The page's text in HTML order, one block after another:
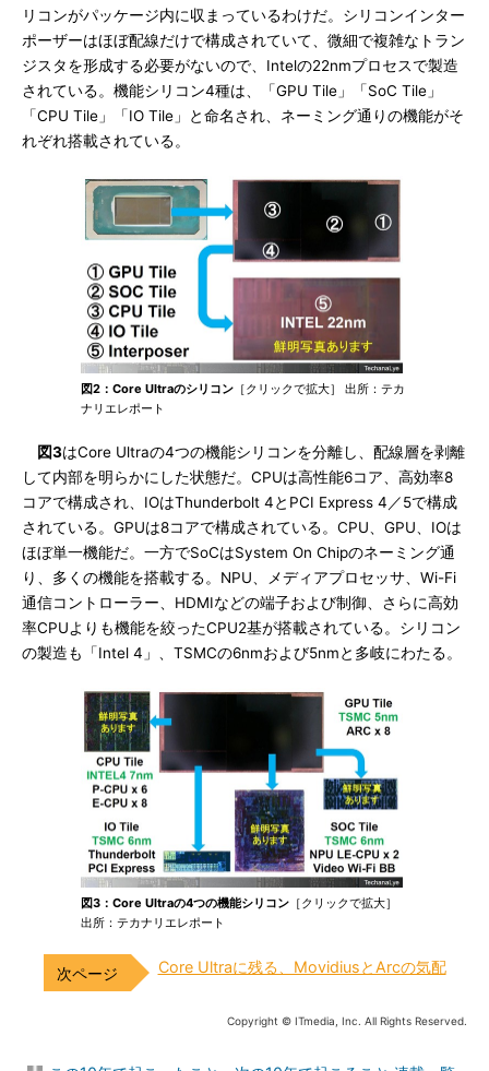
リコンがパッケージ内に収まっているわけだ。シリコンインター
ポーザーはほぼ配線だけで構成されていて、微細で複雑なトラン
ジスタを形成する必要がないので、Intelの22nmプロセスで製造
されている。機能シリコン4種は、「GPU Tile」「SoC Tile」
「CPU Tile」「IO Tile」と命名され、ネーミング通りの機能がそ
れぞれ搭載されている。
図2：Core Ultraのシリコン ［クリックで拡大］ 出所：テカ
ナリエレポート
図3はCore Ultraの4つの機能シリコンを分離し、配線層を剥離
して内部を明らかにした状態だ。CPUは高性能6コア、高効率8
コアで構成され、IOはThunderbolt 4とPCI Express 4／5で構成
されている。GPUは8コアで構成されている。CPU、GPU、IOは
ほぼ単一機能だ。一方でSoCはSystem On Chipのネーミング通
り、多くの機能を搭載する。NPU、メディアプロセッサ、Wi-Fi
通信コントローラー、HDMIなどの端子および制御、さらに高効
率CPUよりも機能を絞ったCPU2基が搭載されている。シリコン
の製造も「Intel 4」、TSMCの6nmおよび5nmと多岐にわたる。
図3：Core Ultraの4つの機能シリコン ［クリックで拡大］
出所：テカナリエレポート
Core Ultraに残る、MovidiusとArcの気配
Copyright © ITmedia, Inc. All Rights Reserved.